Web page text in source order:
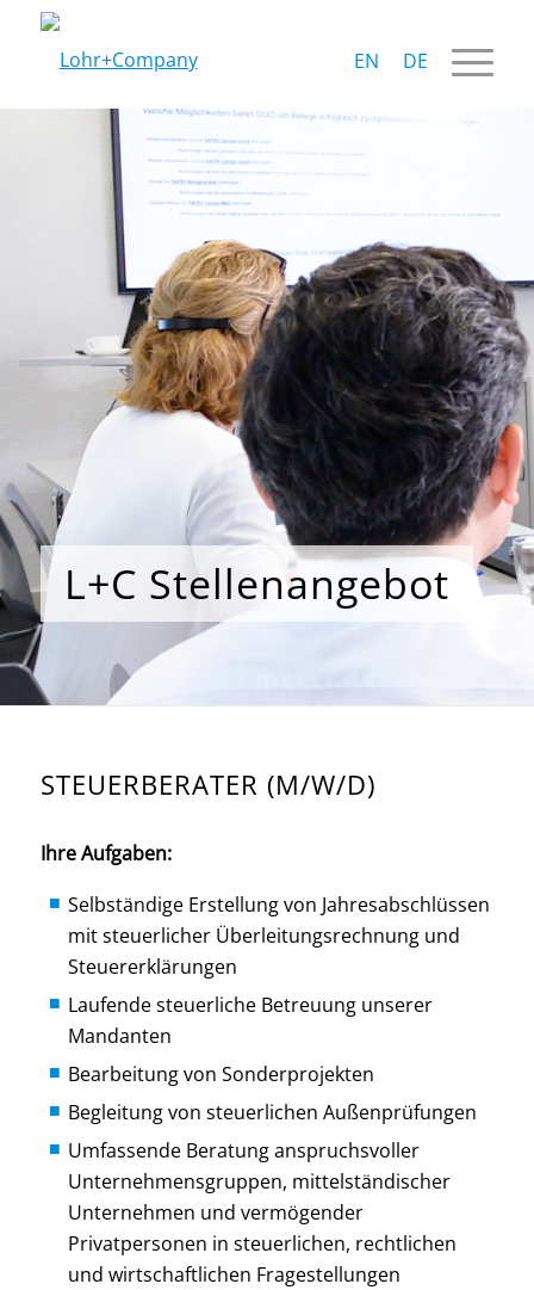
EN DE
L+C Stellenangebot
STEUERBERATER (M/W/D)
Ihre Aufgaben:
Selbständige Erstellung von Jahresabschlüssen
mit steuerlicher Überleitungsrechnung und
Steuererklärungen
Laufende steuerliche Betreuung unserer
Mandanten
Bearbeitung von Sonderprojekten
Begleitung von steuerlichen Außenprüfungen
Umfassende Beratung anspruchsvoller
Unternehmensgruppen, mittelständischer
Unternehmen und vermögender
Privatpersonen in steuerlichen, rechtlichen
und wirtschaftlichen Fragestellungen